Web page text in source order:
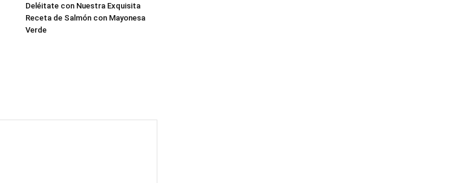
Deléitate con Nuestra Exquisita
Receta de Salmón con Mayonesa
Verde